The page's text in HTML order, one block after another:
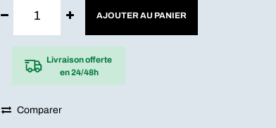
AJOUTER AU PANIER
Livraison offerte
en 24/48h
Comparer